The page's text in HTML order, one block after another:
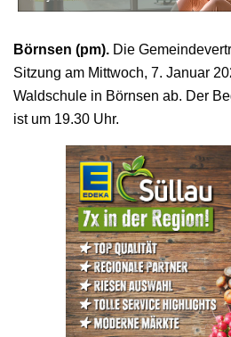
Börnsen (pm). Die
Sitzung am Mittwoch, 7. Januar
Waldschule in Börnsen ab. Der
ist um 19.30 Uhr.